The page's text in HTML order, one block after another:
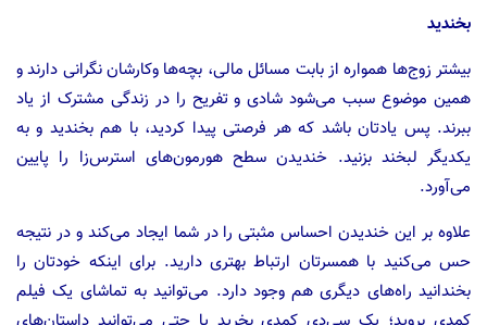
بخندید
بیشتر زوج‌ها همواره از بابت مسائل مالی، بچه‌ها وکارشان نگرانی دارند و
همین موضوع سبب می‌شود شادی و تفریح را در زندگی مشترک از یاد
ببرند. پس یادتان باشد که هر فرصتی پیدا کردید، با هم بخندید و به
یکدیگر لبخند بزنید. خندیدن سطح هورمون‌های استرس‌زا را پایین
می‌آورد.
علاوه بر این خندیدن احساس مثبتی را در شما ایجاد می‌کند و در نتیجه
حس می‌کنید با همسرتان ارتباط بهتری دارید. برای اینکه خودتان را
بخندانید راه‌های دیگری هم وجود دارد. می‌توانید به تماشای یک فیلم